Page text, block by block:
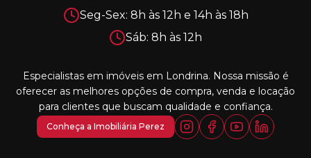
Seg-Sex: 8h às 12h e 14h às 18h
Sáb: 8h às 12h
Especialistas em imóveis em Londrina. Nossa missão é
oferecer as melhores opções de compra, venda e locação
para clientes que buscam qualidade e confiança.
Conheça a Imobiliária Perez